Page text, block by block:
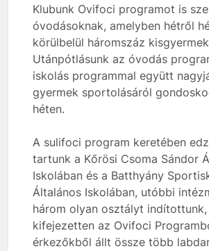
Klubunk Ovifoci programot is
óvodásoknak, amelyben hétről
körülbelül háromszáz
Utánpótlásunk az óvodás
iskolás programmal együtt
gyermek sportolásáról
héten.
A sulifoci program keretében
tartunk a Kőrösi Csoma Sándor
Iskolában és a Batthyány
Általános Iskolában, utóbbi
három olyan osztályt indítottunk,
kifejezetten az Ovifoci
érkezőkből állt össze több